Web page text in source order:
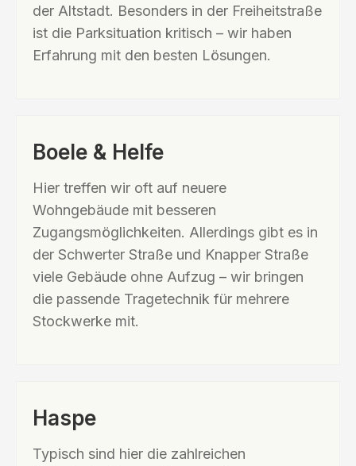
der Altstadt. Besonders in der Freiheitstraße
ist die Parksituation kritisch – wir haben
Erfahrung mit den besten Lösungen.
Boele & Helfe
Hier treffen wir oft auf neuere
Wohngebäude mit besseren
Zugangsmöglichkeiten. Allerdings gibt es in
der Schwerter Straße und Knapper Straße
viele Gebäude ohne Aufzug – wir bringen
die passende Tragetechnik für mehrere
Stockwerke mit.
Haspe
Typisch sind hier die zahlreichen